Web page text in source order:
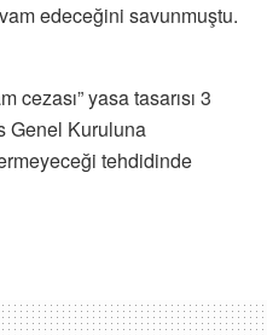
edeceğini savunmuştu.
cezası” yasa tasarısı 3
Genel Kuruluna
tehdidinde